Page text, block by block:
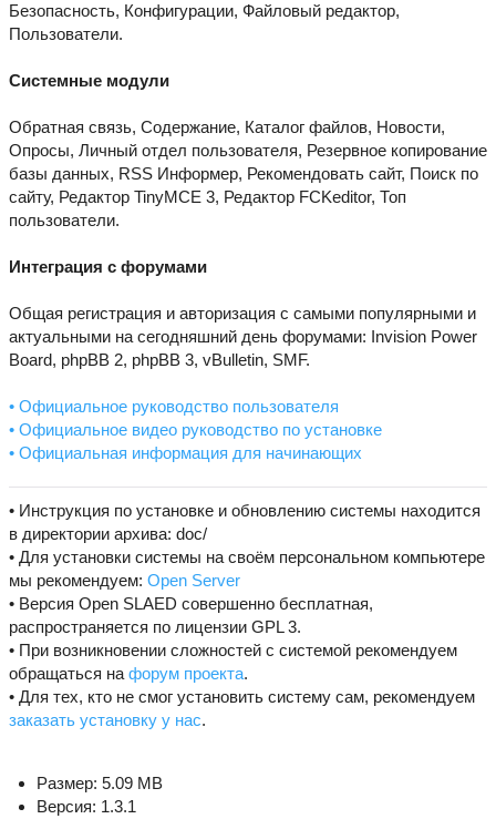
Безопасность, Конфигурации, Файловый редактор,
Пользователи.
Системные модули
Обратная связь, Содержание, Каталог файлов, Новости,
Опросы, Личный отдел пользователя, Резервное копирование
базы данных, RSS Информер, Рекомендовать сайт, Поиск по
сайту, Редактор TinyMCE 3, Редактор FCKeditor, Топ
пользователи.
Интеграция с форумами
Общая регистрация и авторизация с самыми популярными и
актуальными на сегодняшний день форумами: Invision Power
Board, phpBB 2, phpBB 3, vBulletin, SMF.
• Официальное руководство пользователя
• Официальное видео руководство по установке
• Официальная информация для начинающих
• Инструкция по установке и обновлению системы находится
в директории архива: doc/
• Для установки системы на своём персональном компьютере
мы рекомендуем: Open Server
• Версия Open SLAED совершенно бесплатная,
распространяется по лицензии GPL 3.
• При возникновении сложностей с системой рекомендуем
обращаться на форум проекта.
• Для тех, кто не смог установить систему сам, рекомендуем
заказать установку у нас.
Размер: 5.09 MB
Версия: 1.3.1